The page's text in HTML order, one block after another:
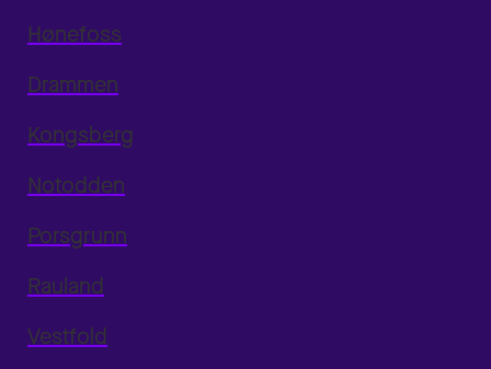
Hønefoss
Drammen
Kongsberg
Notodden
Porsgrunn
Rauland
Vestfold